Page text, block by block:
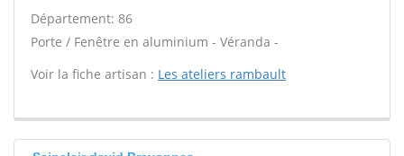
Département: 86
Porte / Fenêtre en aluminium - Véranda -
Voir la fiche artisan : Les ateliers rambault